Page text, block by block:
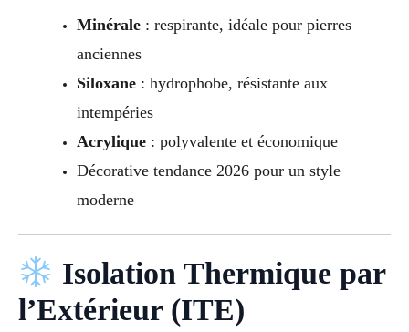
Minérale: respirante, idéale pour pierres
anciennes
Siloxane: hydrophobe, résistante aux
intempéries
Acrylique: polyvalente et économique
Décorative tendance 2026 pour un style
moderne
Isolation Thermique par
l’Extérieur (ITE)